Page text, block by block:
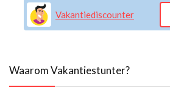
Vakantiediscounter
Waarom Vakantiestunter?